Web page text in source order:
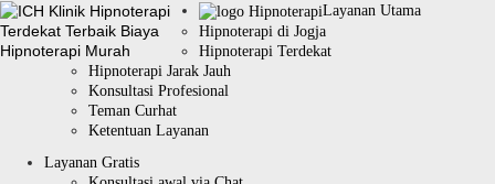
Layanan Utama
Hipnoterapi di Jogja
Hipnoterapi Terdekat
Hipnoterapi Jarak Jauh
Konsultasi Profesional
Teman Curhat
Ketentuan Layanan
Layanan Gratis